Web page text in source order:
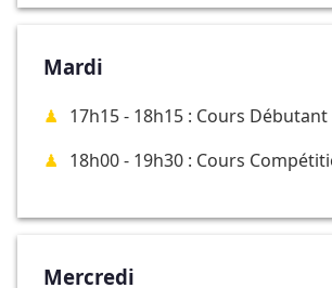
Mardi
17h15 - 18h15 : Cours
18h00 - 19h30 : Cours
Mercredi